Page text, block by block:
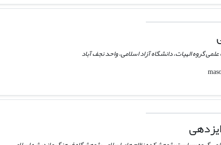
گروه الهیات، دانشگاه آزاد اسلامی، واحد نجف آباد